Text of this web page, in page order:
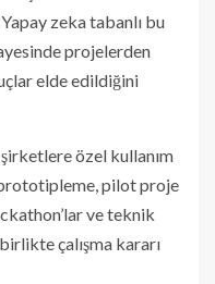
zeka tabanlı bu
projelerden
elde edildiğini
özel kullanım
prototipleme, pilot proje
ve teknik
çalışma kararı